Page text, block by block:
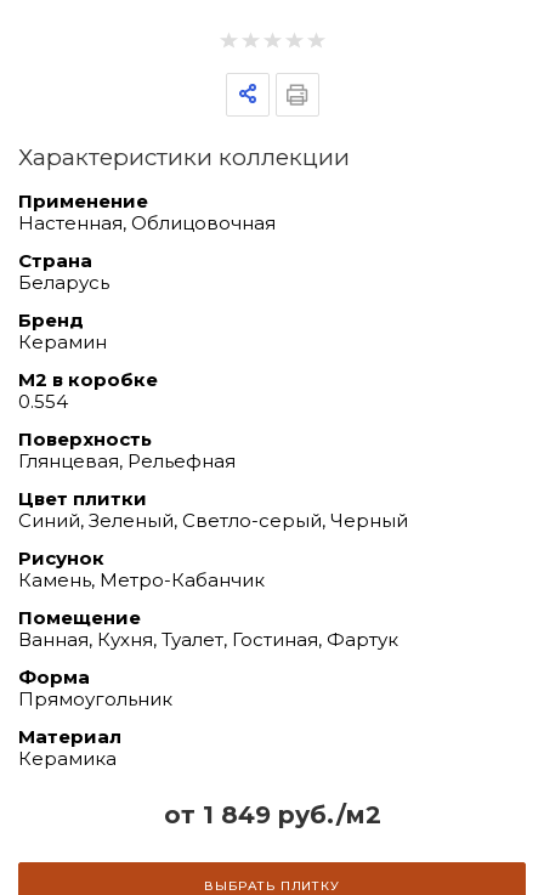
от 1 849 руб./м2
ВЫБРАТЬ ПЛИТКУ
Характеристики коллекции
Применение
Настенная, Облицовочная
Страна
Беларусь
Бренд
Керамин
М2 в коробке
0.554
Поверхность
Глянцевая, Рельефная
Цвет плитки
Синий, Зеленый, Светло-серый, Черный
Рисунок
Камень, Метро-Кабанчик
Помещение
Ванная, Кухня, Туалет, Гостиная, Фартук
Форма
Прямоугольник
Материал
Керамика